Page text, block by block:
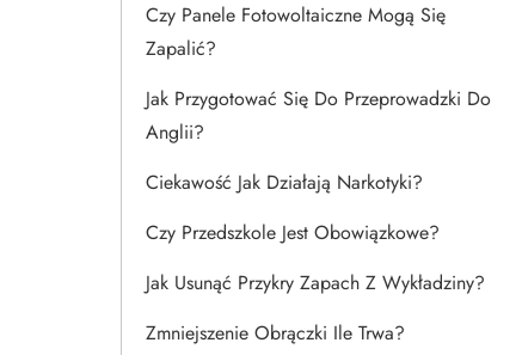
Czy Panele Fotowoltaiczne Mogą Się
Zapalić?
Jak Przygotować Się Do Przeprowadzki Do
Anglii?
Ciekawość Jak Działają Narkotyki?
Czy Przedszkole Jest Obowiązkowe?
Jak Usunąć Przykry Zapach Z Wykładziny?
Zmniejszenie Obrączki Ile Trwa?